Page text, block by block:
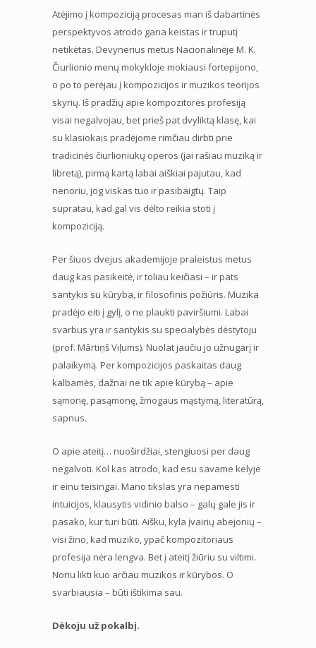
Atėjimo į kompoziciją procesas man iš dabartinės
perspektyvos atrodo gana keistas ir truputį
netikėtas. Devynerius metus Nacionalinėje M. K.
Čiurlionio menų mokykloje mokiausi fortepijono,
o po to perėjau į kompozicijos ir muzikos teorijos
skyrių. Iš pradžių apie kompozitorės profesiją
visai negalvojau, bet prieš pat dvyliktą klasę, kai
su klasiokais pradėjome rimčiau dirbti prie
tradicinės čiurlioniukų operos (jai rašiau muziką ir
libretą), pirmą kartą labai aiškiai pajutau, kad
nenoriu, jog viskas tuo ir pasibaigtų. Taip
supratau, kad gal vis dėlto reikia stoti į
kompoziciją.
Per šiuos dvejus akademijoje praleistus metus
daug kas pasikeitė, ir toliau keičiasi – ir pats
santykis su kūryba, ir filosofinis požiūris. Muzika
pradėjo eiti į gylį, o ne plaukti paviršiumi. Labai
svarbus yra ir santykis su specialybės dėstytoju
(prof. Mārtiņš Viļums). Nuolat jaučiu jo užnugarį ir
palaikymą. Per kompozicijos paskaitas daug
kalbamės, dažnai ne tik apie kūrybą – apie
sąmonę, pasąmonę, žmogaus mąstymą, literatūrą,
sapnus.
O apie ateitį… nuoširdžiai, stengiuosi per daug
negalvoti. Kol kas atrodo, kad esu savame kelyje
ir einu teisingai. Mano tikslas yra nepamesti
intuicijos, klausytis vidinio balso – galų gale jis ir
pasako, kur turi būti. Aišku, kyla įvairių abejonių –
visi žino, kad muziko, ypač kompozitoriaus
profesija nėra lengva. Bet į ateitį žiūriu su viltimi.
Noriu likti kuo arčiau muzikos ir kūrybos. O
svarbiausia – būti ištikima sau.
Dėkoju už pokalbį.